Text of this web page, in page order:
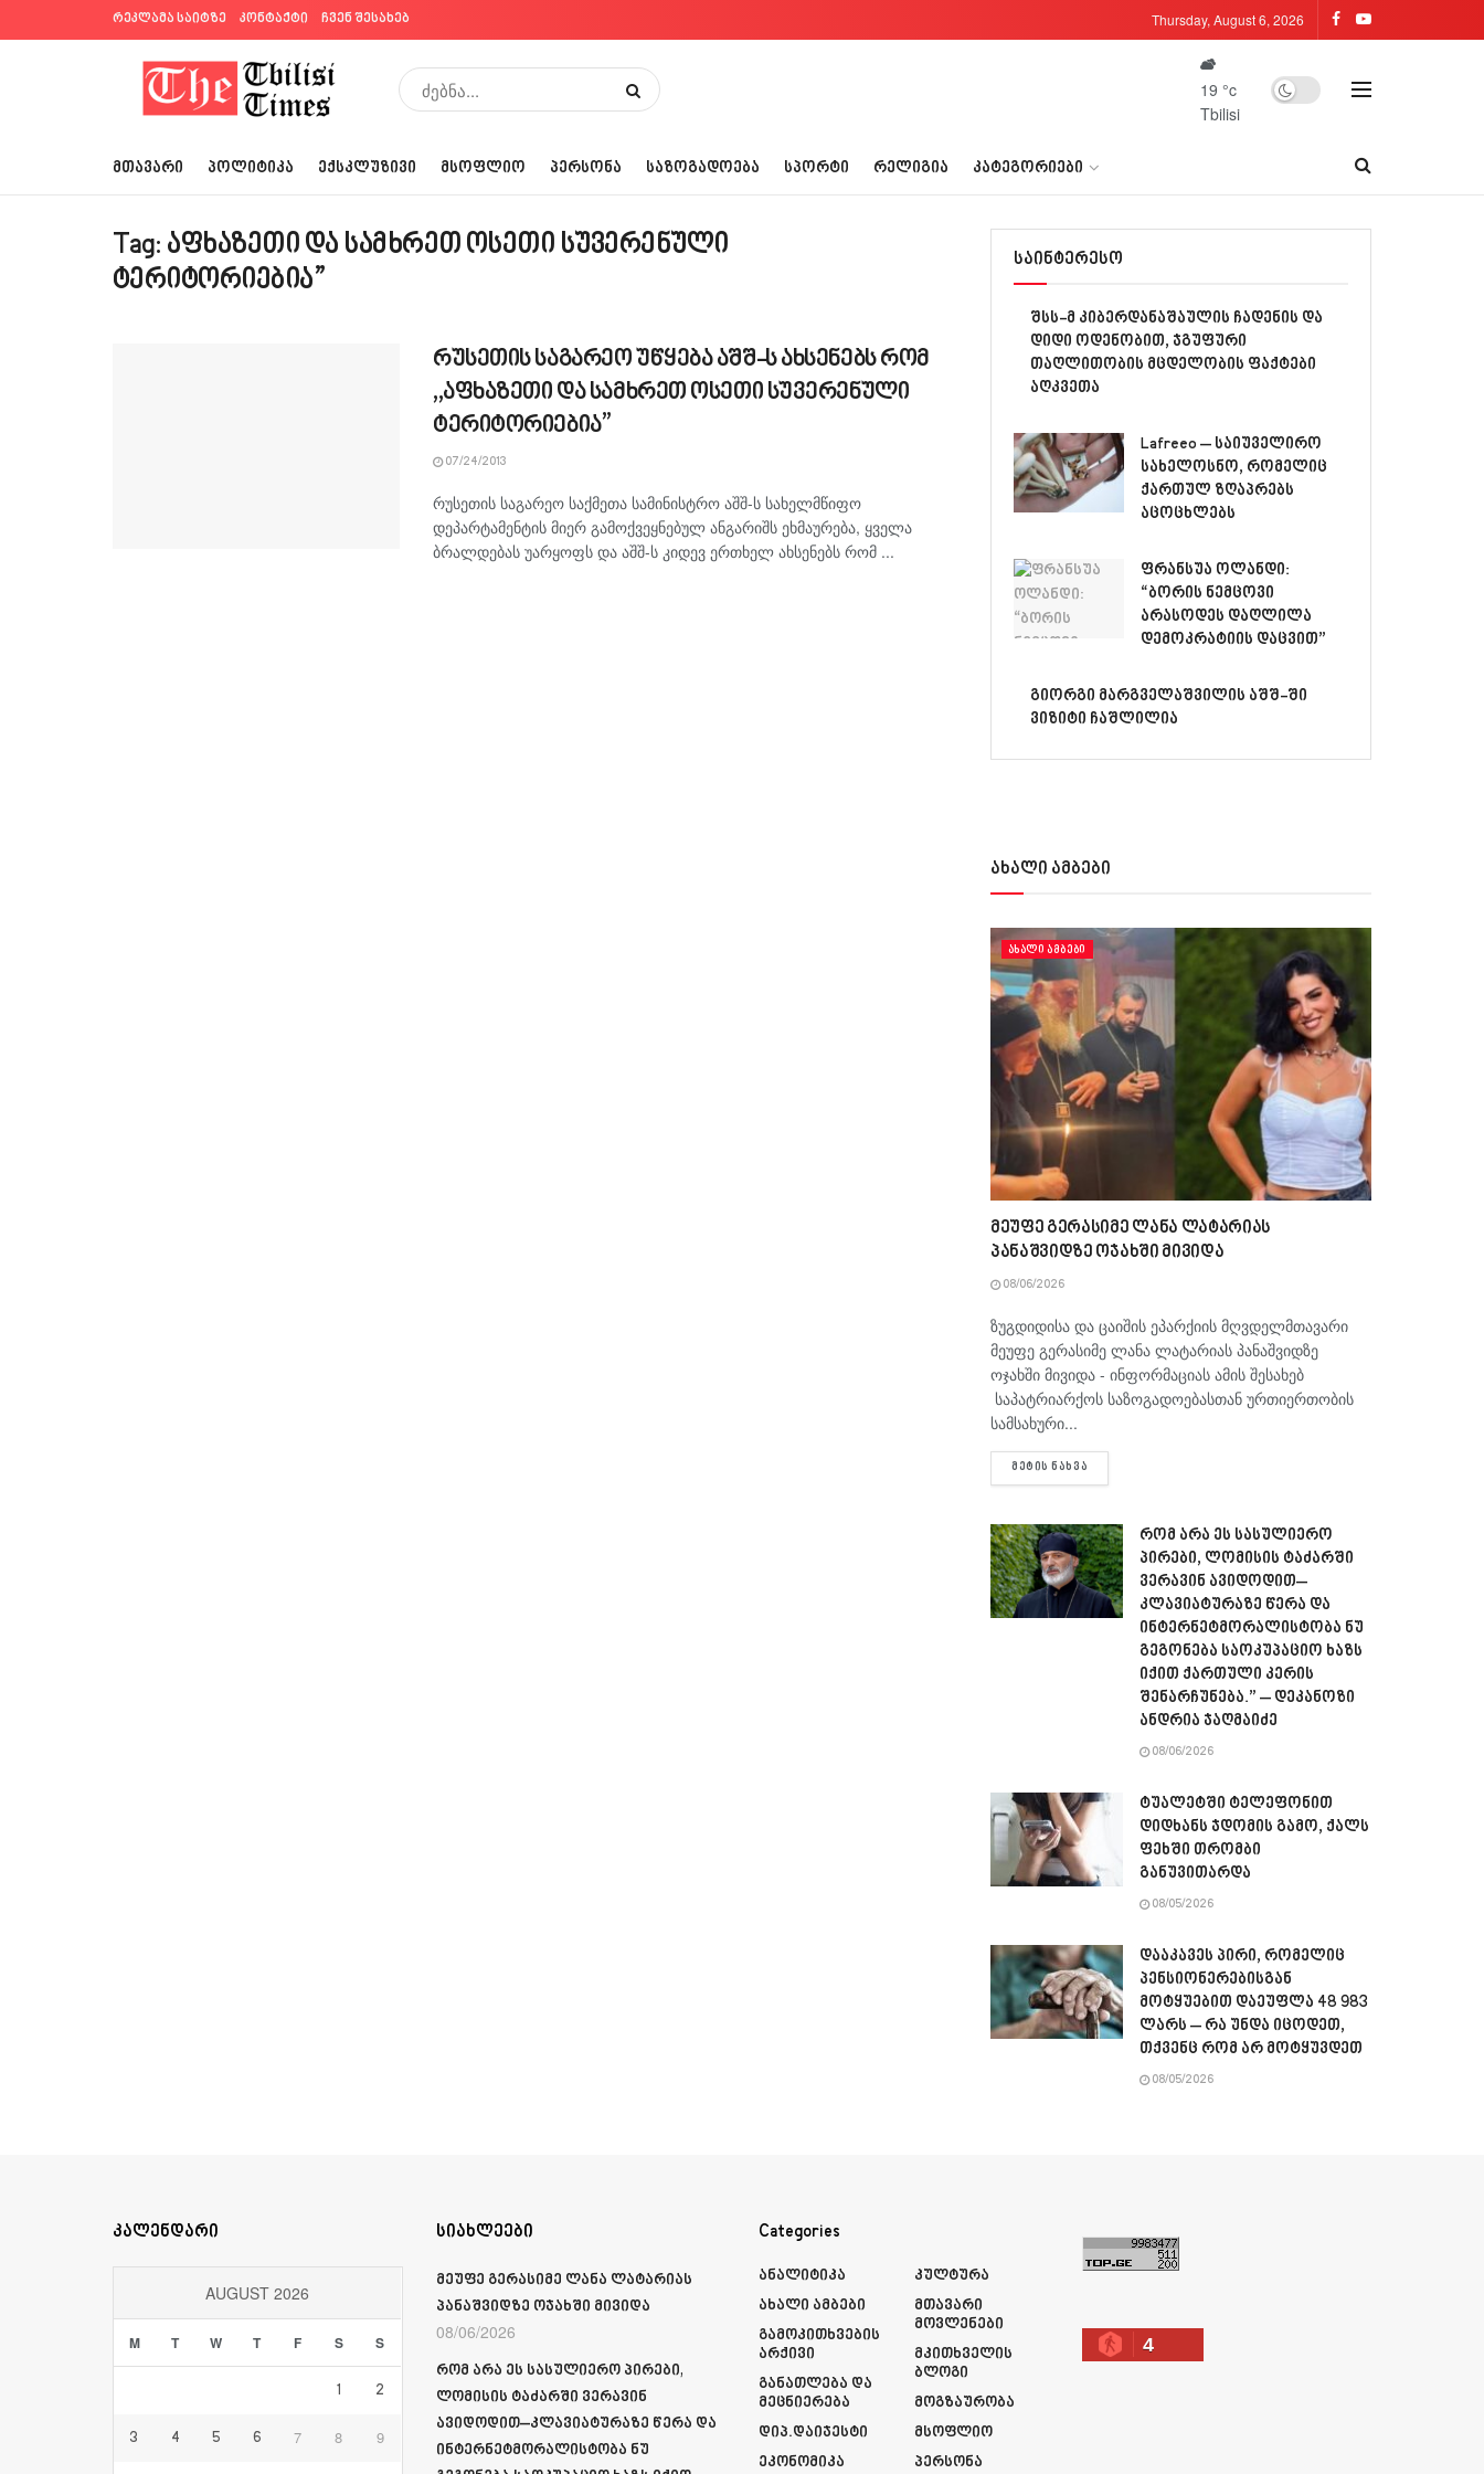
რეკლამა საიტზე კონტაქტი ჩვენ შესახებ Thursday, August 6, 2026
19 °c
Tbilisi
ᲛᲗᲐᲕᲐᲠᲘ ᲞᲝᲚᲘᲢᲘᲙᲐ ᲔᲥᲡᲙᲚᲣᲖᲘᲕᲘ ᲛᲡᲝᲤᲚᲘᲝ ᲞᲔᲠᲡᲝᲜᲐ ᲡᲐᲖᲝᲒᲐᲓᲝᲔᲑᲐ ᲡᲞᲝᲠᲢᲘ ᲠᲔᲚᲘᲒᲘᲐ ᲙᲐᲢᲔᲒᲝᲠᲘᲔᲑᲘ
Tag: აფხაზეთი და სამხრეთ ოსეთი სუვერენული
ტერიტორიებია”
რუსეთის საგარეო უწყება აშშ-ს ახსენებს რომ
,,აფხაზეთი და სამხრეთ ოსეთი სუვერენული
ტერიტორიებია”
07/24/2013
რუსეთის საგარეო საქმეთა სამინისტრო აშშ-ს სახელმწიფო
დეპარტამენტის მიერ გამოქვეყნებულ ანგარიშს ეხმაურება, ყველა
ბრალდებას უარყოფს და აშშ-ს კიდევ ერთხელ ახსენებს რომ ...
საინტერესო
შსს-მ კიბერდანაშაულის ჩადენის და
დიდი ოდენობით, ჯგუფური
თაღლითობის მცდელობის ფაქტები
აღკვეთა
Lafreeo – საიუველირო
სახელოსნო, რომელიც
ქართულ ზღაპრებს
აცოცხლებს
ფრანსუა ოლანდი:
“ბორის ნემცოვი
არასოდეს დაღლილა
დემოკრატიის დაცვით”
გიორგი მარგველაშვილის აშშ-ში
ვიზიტი ჩაშლილია
ახალი ამბები
ᲐᲮᲐᲚᲘ ᲐᲛᲑᲔᲑᲘ
მეუფე გერასიმე ლანა ლატარიას
პანაშვიდზე ოჯახში მივიდა
08/06/2026
ზუგდიდისა და ცაიშის ეპარქიის მღვდელმთავარი
მეუფე გერასიმე ლანა ლატარიას პანაშვიდზე
ოჯახში მივიდა - ინფორმაციას ამის შესახებ
საპატრიარქოს საზოგადოებასთან ურთიერთობის
სამსახური...
ᲛᲔᲢᲘᲡ ᲜᲐᲮᲕᲐ
რომ არა ეს სასულიერო
პირები, ლომისის ტაძარში
ვერავინ ავიდოდით–
კლავიატურაზე წერა და
ინტერნეტმორალისტობა ნუ
გეგონება საოკუპაციო ხაზს
იქით ქართული კერის
შენარჩუნება.” – დეკანოზი
ანდრია ჯაღმაიძე
08/06/2026
ტუალეტში ტელეფონით
დიდხანს ჯდომის გამო, ქალს
ფეხში თრომბი
განუვითარდა
08/05/2026
დააკავეს პირი, რომელიც
პენსიონერებისგან
მოტყუებით დაეუფლა 48 983
ლარს – რა უნდა იცოდეთ,
თქვენც რომ არ მოტყუვდეთ
08/05/2026
კალენდარი
AUGUST 2026
M T W T F S S
1 2
3 4 5 6 7 8 9
სიახლეები
მეუფე გერასიმე ლანა ლატარიას
პანაშვიდზე ოჯახში მივიდა
08/06/2026
რომ არა ეს სასულიერო პირები,
ლომისის ტაძარში ვერავინ
ავიდოდით–კლავიატურაზე წერა და
ინტერნეტმორალისტობა ნუ
Categories
Ანალიტიკა
Ახალი Ამბები
Გამოკითხვების
Არქივი
Განათლება Და
Მეცნიერება
Დიპ.დაიჯესტი
Ეკონომიკა
Კულტურა
Მთავარი
Მოვლენები
Მკითხველის
Ბლოგი
Მოგზაურობა
Მსოფლიო
Პერსონა
4